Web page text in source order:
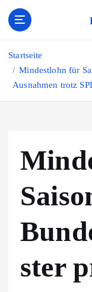
l
Startseite
Mindestlohn für
Ausnahmen trotz
ster